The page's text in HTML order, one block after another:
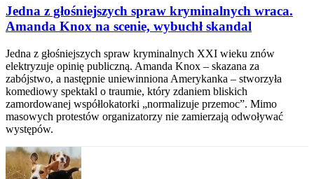
Jedna z głośniejszych spraw kryminalnych wraca.
Amanda Knox na scenie, wybuchł skandal
Jedna z głośniejszych spraw kryminalnych XXI wieku znów
elektryzuje opinię publiczną. Amanda Knox – skazana za
zabójstwo, a następnie uniewinniona Amerykanka – stworzyła
komediowy spektakl o traumie, który zdaniem bliskich
zamordowanej współlokatorki „normalizuje przemoc”. Mimo
masowych protestów organizatorzy nie zamierzają odwoływać
występów.